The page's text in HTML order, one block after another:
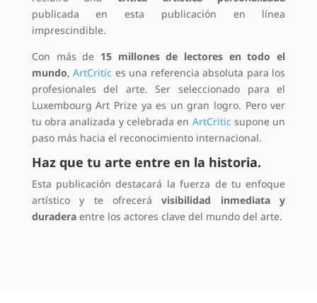
publicada en esta publicación en línea
imprescindible.
Con más de 15 millones de lectores en todo el
mundo,ArtCritic es una referencia absoluta para los
profesionales del arte. Ser seleccionado para el
Luxembourg Art Prize ya es un gran logro. Pero ver
tu obra analizada y celebrada en ArtCritic supone un
paso más hacia el reconocimiento internacional.
Haz que tu arte entre en la historia.
Esta publicación destacará la fuerza de tu enfoque
artístico y te ofrecerávisibilidad inmediata y
duraderaentre los actores clave del mundo del arte.